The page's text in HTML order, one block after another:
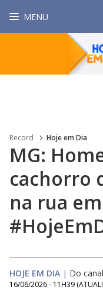
MENU
Record Hoje em Dia
MG:
cachorro
na rua
HOJE EM DIA | Do
16/06/2026 - 11H39